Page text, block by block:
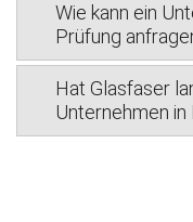
Wie kann ein
Prüfung
Hat Glasfaser
Unternehmen in